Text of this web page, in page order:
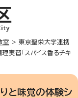
室 > 東京聖栄大学連携
習「スパイス香るチキ
と味覚の体験シ